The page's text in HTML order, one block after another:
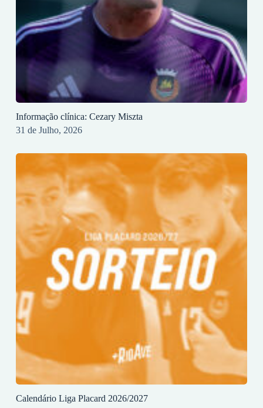
Informação clínica: Cezary Miszta
31 de Julho, 2026
Calendário Liga Placard 2026/2027